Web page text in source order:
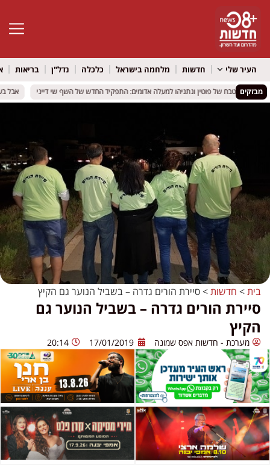
פתח
העיר שלי חדשות מלחמה בישראל כלכלה נדל"ן בריאות
מבזקים
מהמטבח של פוטין ונתניהו למעלה אדומים: התפקיד החדש של השף שי דייני אבל מהמטבח של פוטין ונתניהו למעלה אדומים: התפקיד החדש של השף שי דייני אבל
בית> חדשות>סיירת הורים גדרה – בשביל הנוער גם הקיץ
סיירת הורים גדרה – בשביל הנוער גם
הקיץ
מערכת - חדשות אפס שמונה 17/01/2019
20:14